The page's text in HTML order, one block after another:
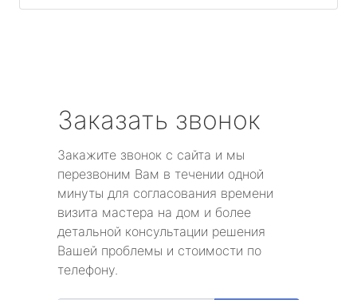
Заказать звонок
Закажите звонок с сайта и мы
перезвоним Вам в течении одной
минуты для согласования времени
визита мастера на дом и более
детальной консультации решения
Вашей проблемы и стоимости по
телефону.